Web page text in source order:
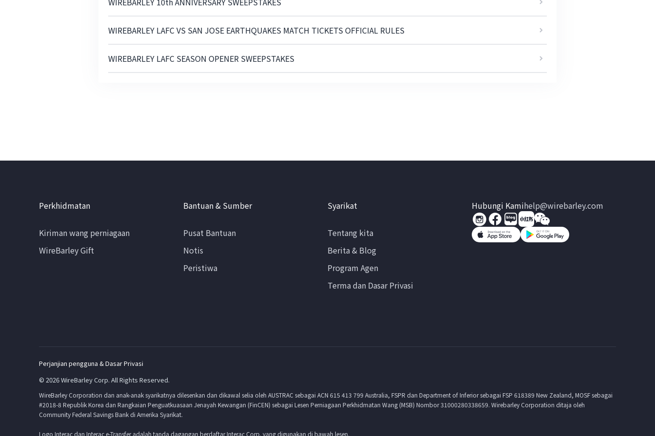
WIREBARLEY LAFC VS SAN JOSE EARTHQUAKES MATCH TICKETS OFFICIAL RULES
WIREBARLEY LAFC SEASON OPENER SWEEPSTAKES
Perkhidmatan
Kiriman wang perniagaan
WireBarley Gift
Bantuan & Sumber
Pusat Bantuan
Notis
Peristiwa
Syarikat
Tentang kita
Berita & Blog
Program Agen
Terma dan Dasar Privasi
Hubungi Kamihelp@wirebarley.com
Perjanjian pengguna & Dasar Privasi
© 2026 WireBarley Corp. All Rights Reserved.
WireBarley Corporation dan anak-anak syarikatnya dilesenkan dan dikawal selia oleh AUSTRAC sebagai ACN 615 413 799 Australia, FSPR dan Department of Inferior sebagai FSP 618389 New Zealand, MOSF sebagai
#2018-8 Republik Korea dan Rangkaian Penguatkuasaan Jenayah Kewangan (FinCEN) sebagai Lesen Perniagaan Perkhidmatan Wang (MSB) Nombor 31000280338659. Wirebarley Corporation ditaja oleh
Community Federal Savings Bank di Amerika Syarikat.
Logo Interac dan Interac e-Transfer adalah tanda dagangan berdaftar Interac Corp. yang digunakan di bawah lesen.